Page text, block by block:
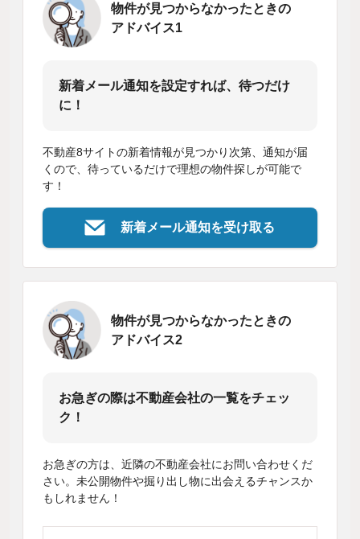
物件が見つからなかったときの
アドバイス1
新着メール通知を設定すれば、待つだけ
に！
不動産8サイトの新着情報が見つかり次第、通知が届
くので、待っているだけで理想の物件探しが可能で
す！
新着メール通知を受け取る
物件が見つからなかったときの
アドバイス2
お急ぎの際は不動産会社の一覧をチェッ
ク！
お急ぎの方は、近隣の不動産会社にお問い合わせくだ
さい。未公開物件や掘り出し物に出会えるチャンスか
もしれません！